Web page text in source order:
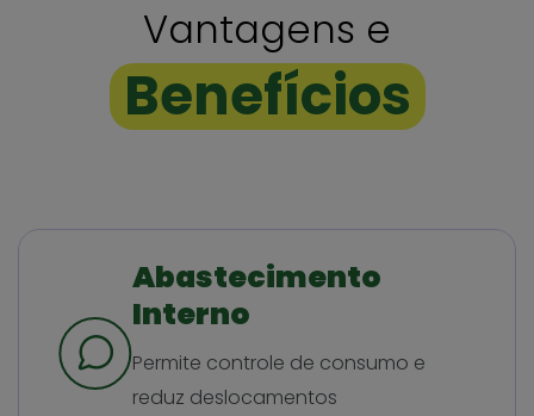
Vantagens e
Benefícios
Abastecimento
Interno
Permite controle de consumo e
reduz deslocamentos